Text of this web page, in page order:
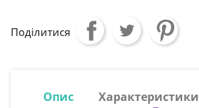
Поділитися
Опис
Характеристики